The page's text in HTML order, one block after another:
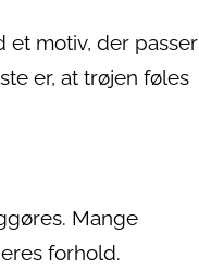
et motiv, der passer
er, at trøjen føles
Mange
forhold.